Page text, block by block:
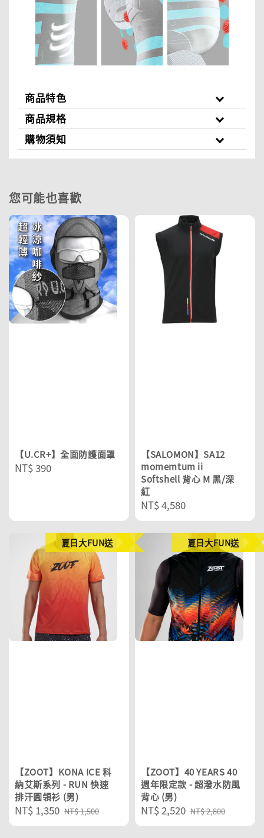
商品特色
商品規格
購物須知
您可能也喜歡
【U.CR+】全面防護面罩
Regular
NT$ 390
【SALOMON】SA12
momemtum ii
Softshell 背心 M 黑/深
紅
Regular
price
NT$ 4,580
夏日大FUN送
【ZOOT】KONA ICE 科
納艾斯系列 - RUN 快速
排汗圓領衫 (男)
Sale
price
NT$ 1,350 Regular
price
NT$ 1,500
夏日大FUN送
【ZOOT】40 YEARS 40
週年限定款 - 超潑水防風
背心 (男)
Sale
price
NT$ 2,520 Regular
price
NT$ 2,800